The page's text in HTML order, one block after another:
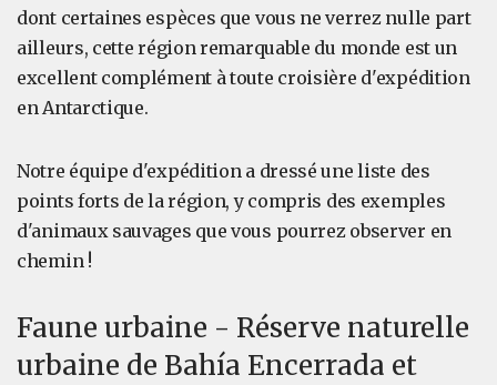
dont certaines espèces que vous ne verrez nulle part
ailleurs, cette région remarquable du monde est un
excellent complément à toute croisière d'expédition
en Antarctique.
Notre équipe d'expédition a dressé une liste des
points forts de la région, y compris des exemples
d'animaux sauvages que vous pourrez observer en
chemin !
Faune urbaine - Réserve naturelle
urbaine de Bahía Encerrada et